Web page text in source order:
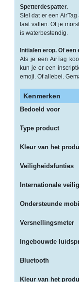
A4
Etiketten
op
rol
Hardware
3D
Beamers
projectoren
Kopieermachines
Laserprinter
Spetterdespatter.
Stel dat er een
laat vallen. Of je
is waterbestendig.
Initialen erop. Of een
Als je een AirTag
kun je er een
emoji. Of allebei.
Kenmerken
Bedoeld voor
Type product
Kleur van het
Veiligheidsfunties
Internationale
Ondersteunde
Versnellingsmeter
Ingebouwde
Bluetooth
Kleur van het